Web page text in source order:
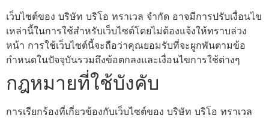
เว็บไซต์ของ บริษัท บริโอ ทราเวล จำกัด อาจมีการปรับเงื่อนไข
เหล่านี้ในการใช้สำหรับเว็บไซต์โดยไม่ต้องแจ้งให้ทราบล่วง
หน้า การใช้เว็บไซต์นี้จะถือว่าคุณยอมรับที่จะผูกพันตามข้อ
กำหนดในปัจจุบันรวมถึงข้อตกลงและเงื่อนไขการใช้ต่างๆ
กฎหมายที่ใช้บังคับ
การเรียกร้องที่เกี่ยวข้องกับเว็บไซต์ของ บริษัท บริโอ ทราเวล